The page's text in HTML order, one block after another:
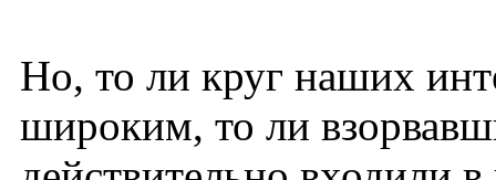
Но, то ли круг наших
широким, то ли